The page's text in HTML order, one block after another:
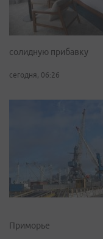
солидную прибавку
сегодня, 06:26
Приморье